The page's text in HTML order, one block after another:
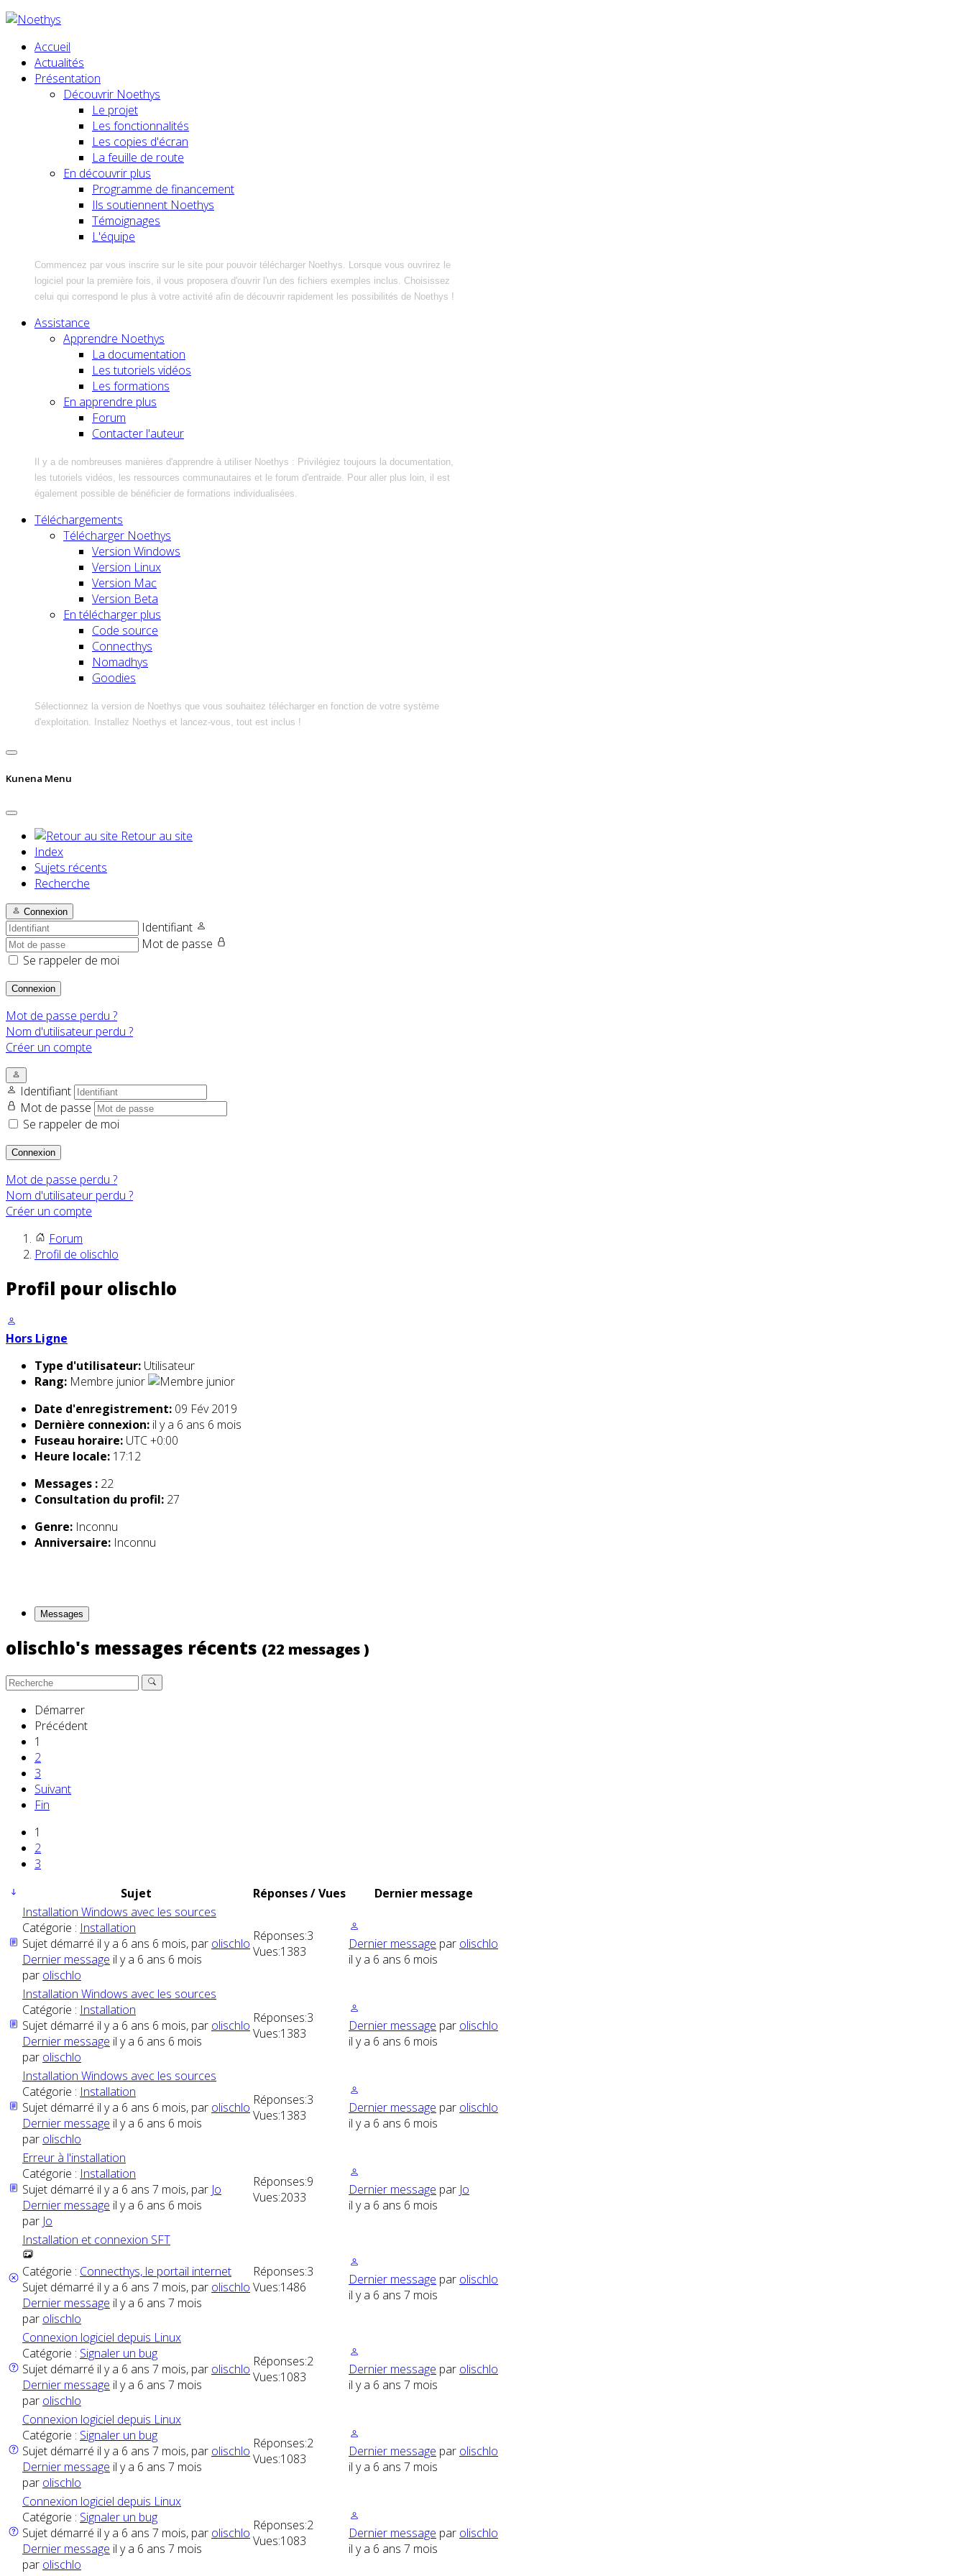
Accueil
Actualités
Présentation
Découvrir Noethys
Le projet
Les fonctionnalités
Les copies d'écran
La feuille de route
En découvrir plus
Programme de financement
Ils soutiennent Noethys
Témoignages
L'équipe
Commencez par vous inscrire sur le site pour pouvoir télécharger Noethys. Lorsque vous ouvrirez le
logiciel pour la première fois, il vous proposera d'ouvrir l'un des fichiers exemples inclus. Choisissez
celui qui correspond le plus à votre activité afin de découvrir rapidement les possibilités de Noethys !
Assistance
Apprendre Noethys
La documentation
Les tutoriels vidéos
Les formations
En apprendre plus
Forum
Contacter l'auteur
Il y a de nombreuses manières d'apprendre à utiliser Noethys : Privilégiez toujours la documentation,
les tutoriels vidéos, les ressources communautaires et le forum d'entraide. Pour aller plus loin, il est
également possible de bénéficier de formations individualisées.
Téléchargements
Télécharger Noethys
Version Windows
Version Linux
Version Mac
Version Beta
En télécharger plus
Code source
Connecthys
Nomadhys
Goodies
Sélectionnez la version de Noethys que vous souhaitez télécharger en fonction de votre système
d'exploitation. Installez Noethys et lancez-vous, tout est inclus !
Kunena Menu
Retour au site
Index
Sujets récents
Recherche
Connexion
Identifiant
Mot de passe
Se rappeler de moi
Connexion
Mot de passe perdu ?
Nom d'utilisateur perdu ?
Créer un compte
Identifiant
Mot de passe
Se rappeler de moi
Connexion
Mot de passe perdu ?
Nom d'utilisateur perdu ?
Créer un compte
Forum
Profil de olischlo
Profil pour olischlo
Hors Ligne
Type d'utilisateur: Utilisateur
Rang: Membre junior
Date d'enregistrement: 09 Fév 2019
Dernière connexion: il y a 6 ans 6 mois
Fuseau horaire: UTC +0:00
Heure locale: 17:12
Messages : 22
Consultation du profil: 27
Genre: Inconnu
Anniversaire: Inconnu
Messages
olischlo's messages récents (22 messages )
Démarrer
Précédent
1
2
3
Suivant
Fin
1
2
3
Sujet
Réponses / Vues
Dernier message
Installation Windows avec les sources
Catégorie : Installation
Sujet démarré il y a 6 ans 6 mois, par olischlo
Dernier message il y a 6 ans 6 mois
par olischlo
Réponses:3
Vues:1383 Dernier message par olischlo
il y a 6 ans 6 mois
Installation Windows avec les sources
Catégorie : Installation
Sujet démarré il y a 6 ans 6 mois, par olischlo
Dernier message il y a 6 ans 6 mois
par olischlo
Réponses:3
Vues:1383 Dernier message par olischlo
il y a 6 ans 6 mois
Installation Windows avec les sources
Catégorie : Installation
Sujet démarré il y a 6 ans 6 mois, par olischlo
Dernier message il y a 6 ans 6 mois
par olischlo
Réponses:3
Vues:1383 Dernier message par olischlo
il y a 6 ans 6 mois
Erreur à l'installation
Catégorie : Installation
Sujet démarré il y a 6 ans 7 mois, par Jo
Dernier message il y a 6 ans 6 mois
par Jo
Réponses:9
Vues:2033 Dernier message par Jo
il y a 6 ans 6 mois
Installation et connexion SFT
Catégorie : Connecthys, le portail internet
Sujet démarré il y a 6 ans 7 mois, par olischlo
Dernier message il y a 6 ans 7 mois
par olischlo
Réponses:3
Vues:1486 Dernier message par olischlo
il y a 6 ans 7 mois
Connexion logiciel depuis Linux
Catégorie : Signaler un bug
Sujet démarré il y a 6 ans 7 mois, par olischlo
Dernier message il y a 6 ans 7 mois
par olischlo
Réponses:2
Vues:1083 Dernier message par olischlo
il y a 6 ans 7 mois
Connexion logiciel depuis Linux
Catégorie : Signaler un bug
Sujet démarré il y a 6 ans 7 mois, par olischlo
Dernier message il y a 6 ans 7 mois
par olischlo
Réponses:2
Vues:1083 Dernier message par olischlo
il y a 6 ans 7 mois
Connexion logiciel depuis Linux
Catégorie : Signaler un bug
Sujet démarré il y a 6 ans 7 mois, par olischlo
Dernier message il y a 6 ans 7 mois
par olischlo
Réponses:2
Vues:1083 Dernier message par olischlo
il y a 6 ans 7 mois